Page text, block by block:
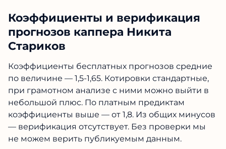
Коэффициенты и верификация
прогнозов каппера Никита
Стариков
Коэффициенты бесплатных прогнозов средние
по величине — 1,5-1,65. Котировки стандартные,
при грамотном анализе с ними можно выйти в
небольшой плюс. По платным предиктам
коэффициенты выше — от 1,8. Из общих минусов
— верификация отсутствует. Без проверки мы
не можем верить публикуемым данным.